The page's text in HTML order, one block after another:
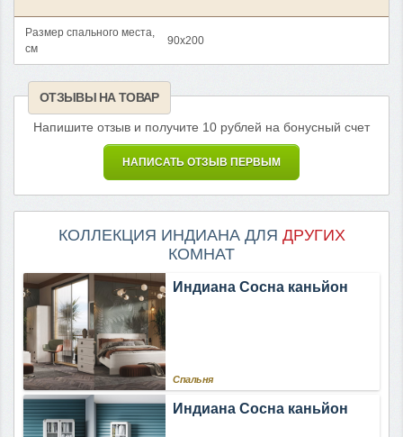
Размер спального места,
см
90x200
ОТЗЫВЫ НА ТОВАР
Напишите отзыв и получите 10 рублей на бонусный счет
НАПИСАТЬ ОТЗЫВ ПЕРВЫМ
КОЛЛЕКЦИЯ ИНДИАНА ДЛЯ ДРУГИХ
КОМНАТ
Индиана Сосна каньйон
Спальня
Индиана Сосна каньйон